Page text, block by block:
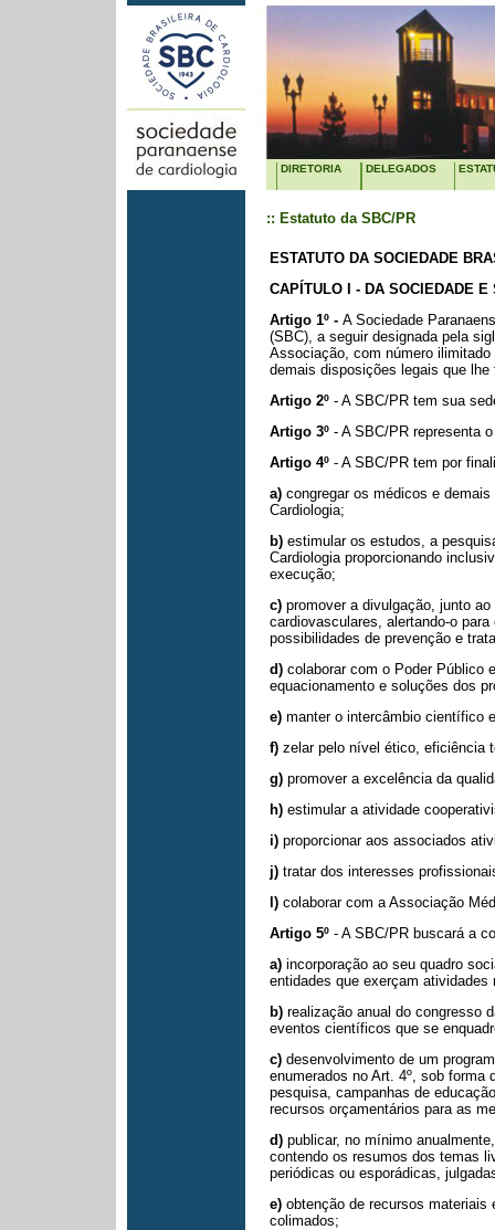
DIRETORIA DELEGADOS
:: Estatuto da SBC/PR
ESTATUTO DA SOCIEDADE
CAPÍTULO I - DA SOCIEDADE E
Artigo 1º - A Sociedade
(SBC), a seguir designada pela
Associação, com número ilimitado
demais disposições legais que
Artigo 2º - A SBC/PR tem sua
Artigo 3º - A SBC/PR representa
Artigo 4º - A SBC/PR tem por
a) congregar os médicos e
Cardiologia;
b) estimular os estudos, a
Cardiologia proporcionando
execução;
c) promover a divulgação, junto
cardiovasculares, alertando-o
possibilidades de prevenção e
d) colaborar com o Poder Público
equacionamento e soluções dos
e) manter o intercâmbio científico
f) zelar pelo nível ético, eficiência
g) promover a excelência da
h) estimular a atividade
i) proporcionar aos associados
j) tratar dos interesses
l) colaborar com a Associação
Artigo 5º - A SBC/PR buscará a
a) incorporação ao seu quadro
entidades que exerçam atividades
b) realização anual do congresso
eventos científicos que se
c) desenvolvimento de um
enumerados no Art. 4º, sob forma
pesquisa, campanhas de
recursos orçamentários para as
d) publicar, no mínimo
contendo os resumos dos temas
periódicas ou esporádicas,
e) obtenção de recursos
colimados;